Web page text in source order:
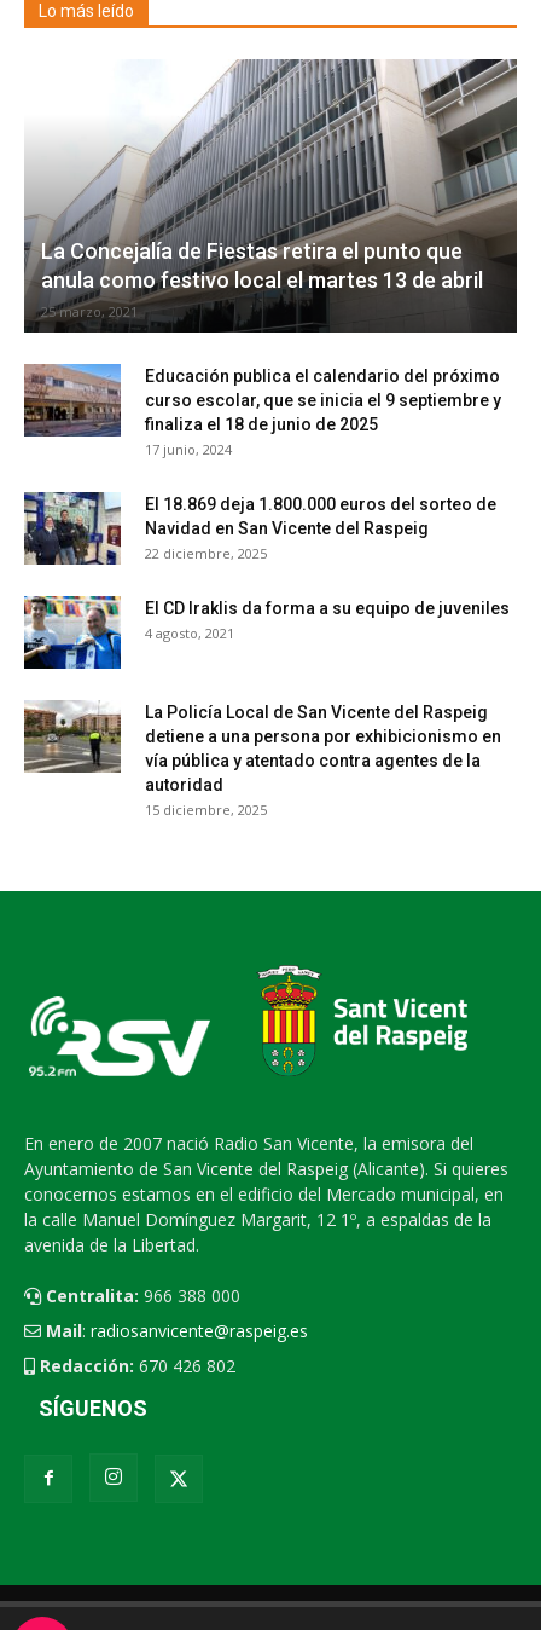
Lo más leído
La Concejalía de Fiestas retira el punto que
anula como festivo local el martes 13 de abril
25 marzo, 2021
Educación publica el calendario del próximo
curso escolar, que se inicia el 9 septiembre y
finaliza el 18 de junio de 2025
17 junio, 2024
El 18.869 deja 1.800.000 euros del sorteo de
Navidad en San Vicente del Raspeig
22 diciembre, 2025
El CD Iraklis da forma a su equipo de juveniles
4 agosto, 2021
La Policía Local de San Vicente del Raspeig
detiene a una persona por exhibicionismo en
vía pública y atentado contra agentes de la
autoridad
15 diciembre, 2025
En enero de 2007 nació Radio San Vicente, la emisora del
Ayuntamiento de San Vicente del Raspeig (Alicante). Si quieres
conocernos estamos en el edificio del Mercado municipal, en
la calle Manuel Domínguez Margarit, 12 1º, a espaldas de la
avenida de la Libertad.
Centralita: 966 388 000
Mail: radiosanvicente@raspeig.es
Redacción: 670 426 802
SÍGUENOS
Radio San Vicente Contacto XEMV